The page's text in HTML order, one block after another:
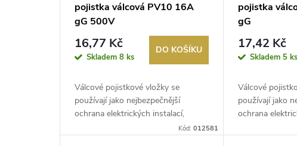
pojistka válcová PV10 16A
gG 500V
16,77 Kč
Skladem 8 ks
DO KOŠÍKU
Válcové pojistkové vložky se
používají jako nejbezpečnější
ochrana elektrických instalací,
Kód:012581
pojistka
gG
17,42 Kč
Skladem 5 ks
Válcové
používají jako
ochrana